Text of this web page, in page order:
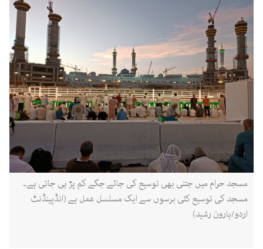
مسجد حرام میں جتنی بھی توسیع کی جائے جگے کم پڑ ہی جاتی ہے۔
مسجد کی توسیع کئی برسوں سے ایک مسلسل عمل ہے (انڈپینڈنٹ
اردو/ہارون رشید)